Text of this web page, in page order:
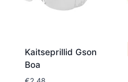
Kaitseprillid Gson
Boa